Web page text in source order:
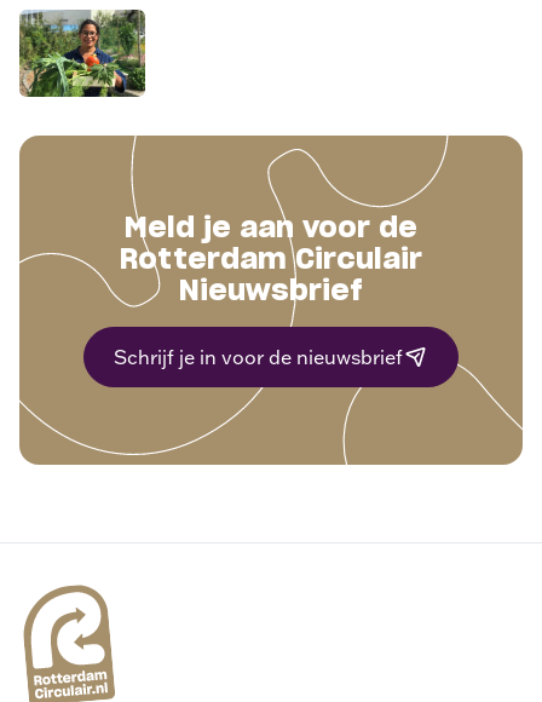
Meld je aan voor de
Rotterdam Circulair
Nieuwsbrief
Schrijf je in voor de nieuwsbrief